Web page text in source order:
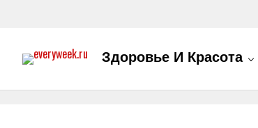
Здоровье И Красота